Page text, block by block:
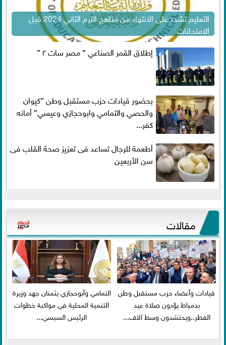
التعليم تشدد على الانتهاء من مناهج الترم الثاني 2024 قبل
الامتحانات
إطلاق القمر الصناعي ” مصر سات ٢ ”
بحضور قيادات حزب مستقبل وطن ”كيوان
والحصي والتمامي وابوحجازي وعيسي” أمانه
كفر...
أطعمة للرجال تساعد فى تعزيز صحة القلب فى
سن الأربعين
مقالات
قيادات وأعضاء حزب مستقبل وطن
بدمياط يؤدون صلاة عيد
الفطر..ويحتشدون وسط آلاف...
التمامي وأبوحجازي يثمنان جهد وزيرة
التنمية المحلية في مواكبة خطوات
الرئيس السيسي...